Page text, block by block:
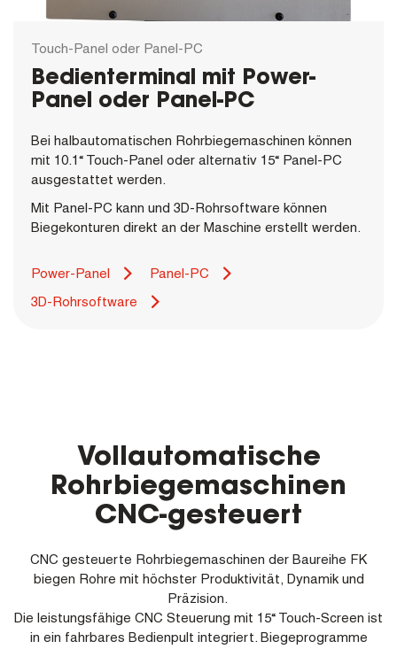
Touch-Panel oder Panel-PC
Bedienterminal mit Power-
Panel oder Panel-PC
Bei halbautomatischen Rohrbiegemaschinen können
mit 10.1“ Touch-Panel oder alternativ 15“ Panel-PC
ausgestattet werden.
Mit Panel-PC kann und 3D-Rohrsoftware können
Biegekonturen direkt an der Maschine erstellt werden.
Power-Panel
Panel-PC
3D-Rohrsoftware
Vollautomatische
Rohrbiegemaschinen
CNC-gesteuert
CNC gesteuerte Rohrbiegemaschinen der Baureihe FK
biegen Rohre mit höchster Produktivität, Dynamik und
Präzision.
Die leistungsfähige CNC Steuerung mit 15“ Touch-Screen ist
in ein fahrbares Bedienpult integriert. Biegeprogramme